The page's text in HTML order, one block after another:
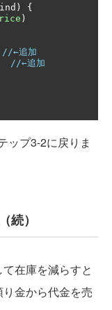
)
{
)
//←追加
//←追加
ップ3-2に戻りま
）
在庫を減らすと
金から代金を売